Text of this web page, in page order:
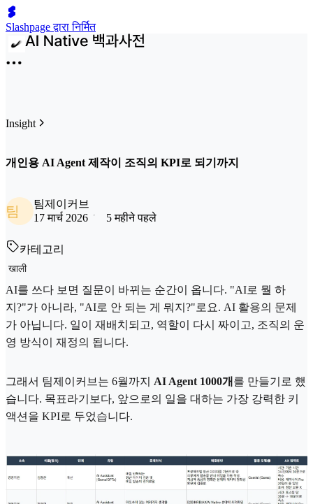
Slashpage द्वारा निर्मित
Insight
개인용 AI Agent 제작이 조직의 KPI로 되기까지
팀
팀제이커브
17 मार्च 2026
5 महीने पहले
카테고리
खाली
AI를 쓰다 보면 질문이 바뀌는 순간이 옵니다. "AI로 뭘 하
지?"가 아니라, "AI로 안 되는 게 뭐지?"로요. AI 활용의 문제
가 아닙니다. 일이 재배치되고, 역할이 다시 짜이고, 조직의 운
영 방식이 재정의 됩니다.
그래서 팀제이커브는 6월까지 AI Agent 1000개 를 만들기로 했
습니다. 목표라기보다, 앞으로의 일을 대하는 가장 강력한 키
액션을 KPI로 두었습니다.